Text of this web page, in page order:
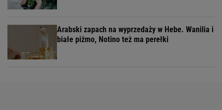
Arabski zapach na wyprzedaży w Hebe. Wanilia i
białe piżmo, Notino też ma perełki